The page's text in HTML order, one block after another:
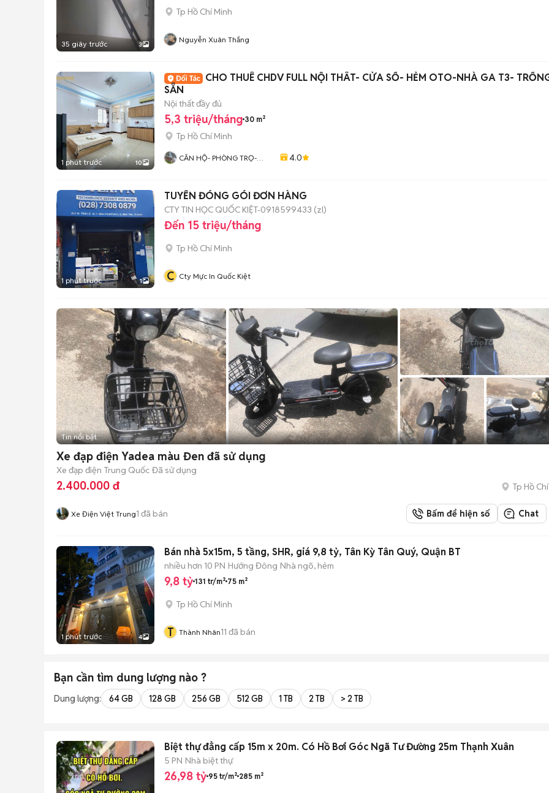
35 giây trước 3
Tp Hồ Chí Minh
Nguyễn Xuân Thắng
1 phút trước 10
CHO THUÊ CHDV FULL NỘI THÂT- CỬA SỔ- HẺM OTO-NHÀ GA T3-
SẴN
Nội thất đầy đủ
5,3 triệu/tháng 30 m²
Tp Hồ Chí Minh
CĂN HỘ- PHÒNG TRỌ-
4.0
1 phút trước 1
TUYỂN ĐÓNG GÓI ĐƠN HÀNG
CTY TIN HỌC QUỐC KIỆT-0918599433 (zl)
Đến 15 triệu/tháng
Tp Hồ Chí Minh
C Cty Mực In Quốc Kiệt
Tin nổi bật
Xe đạp điện Yadea màu Đen đã sử dụng
Xe đạp điện Trung Quốc Đã sử dụng
2.400.000 đ Tp Hồ
Xe Điện Việt Trung1 đã bán Bấm để hiện số Chat
1 phút trước 4
Bán nhà 5x15m, 5 tầng, SHR, giá 9,8 tỷ, Tân Kỳ Tân Quý, Quận BT
nhiều hơn 10 PN Hướng Đông Nhà ngõ, hẻm
9,8 tỷ 131 tr/m² 75 m²
Tp Hồ Chí Minh
T Thành Nhân11 đã bán
Bạn cần tìm dung lượng nào ?
Dung lượng: 64 GB 128 GB 256 GB 512 GB 1 TB 2 TB > 2 TB
Biệt thự đẳng cấp 15m x 20m. Có Hồ Bơi Góc Ngã Tư Đường 25m Thạnh Xuân
5 PN Nhà biệt thự
26,98 tỷ 95 tr/m² 285 m²